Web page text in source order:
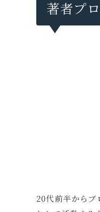
ガジェット・モノ
Gadget
著者プ
20代前半からブ